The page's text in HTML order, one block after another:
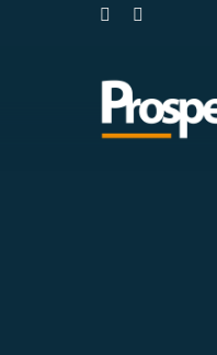
FACEBOOK
INSTAGRAM